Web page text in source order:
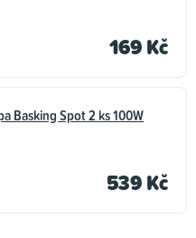
169 Kč
Basking Spot 2 ks 100W
539 Kč